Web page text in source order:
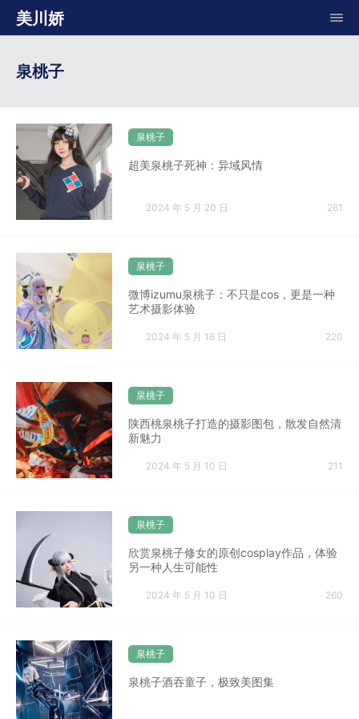
美川娇
泉桃子
泉桃子
超美泉桃子死神：异域风情
2024 年 5 月 20 日 261
泉桃子
微博izumu泉桃子：不只是cos，更是一种
艺术摄影体验
2024 年 5 月 16 日 220
泉桃子
陕西桃泉桃子打造的摄影图包，散发自然清
新魅力
2024 年 5 月 10 日 211
泉桃子
欣赏泉桃子修女的原创cosplay作品，体验
另一种人生可能性
2024 年 5 月 10 日 260
泉桃子
泉桃子酒吞童子，极致美图集